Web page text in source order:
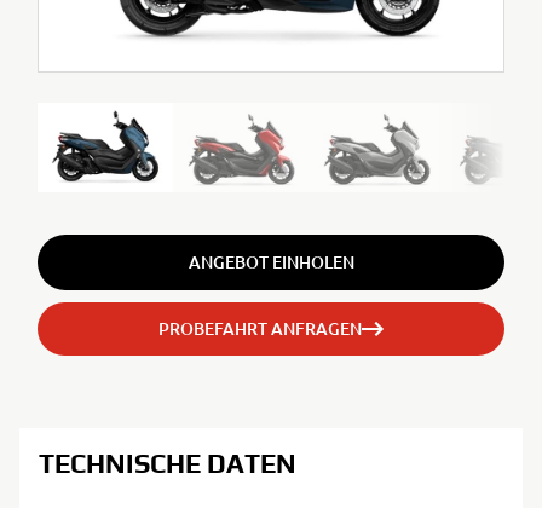
ANGEBOT EINHOLEN
PROBEFAHRT ANFRAGEN
TECHNISCHE DATEN